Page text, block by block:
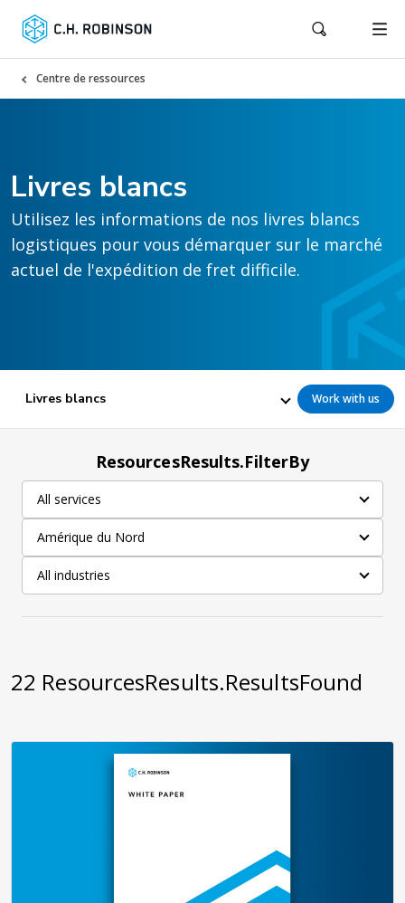
Centre de ressources
Livres blancs
Utilisez les informations de nos livres blancs
logistiques pour vous démarquer sur le marché
actuel de l'expédition de fret difficile.
Livres blancs Work with us
ResourcesResults.FilterBy
All services
Amérique du Nord
All industries
22 ResourcesResults.ResultsFound